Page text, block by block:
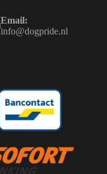
Email:
info@dogpride.nl